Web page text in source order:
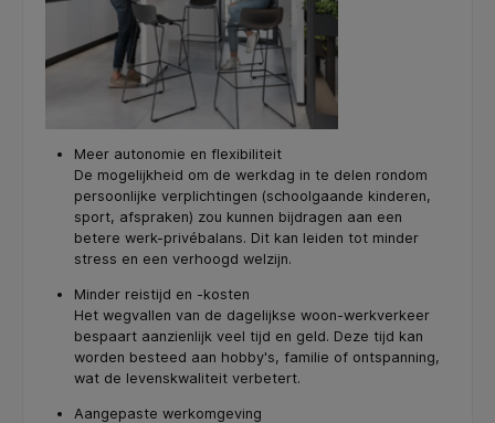
Meer autonomie en flexibiliteit
De mogelijkheid om de werkdag in te delen rondom
persoonlijke verplichtingen (schoolgaande kinderen,
sport, afspraken) zou kunnen bijdragen aan een
betere werk-privébalans. Dit kan leiden tot minder
stress en een verhoogd welzijn.
Minder reistijd en -kosten
Het wegvallen van de dagelijkse woon-werkverkeer
bespaart aanzienlijk veel tijd en geld. Deze tijd kan
worden besteed aan hobby's, familie of ontspanning,
wat de levenskwaliteit verbetert.
Aangepaste werkomgeving